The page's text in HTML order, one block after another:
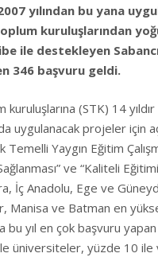
yılından bu yana
kuruluşlarından
ile destekleyen
346 başvuru geldi.
kuruluşlarına (STK) 14
uygulanacak projeler için
Temelli Yaygın Eğitim
ve “Kaliteli
İç Anadolu, Ege ve
Manisa ve Batman en
bu yıl en çok başvuru
üniversiteler, yüzde 10